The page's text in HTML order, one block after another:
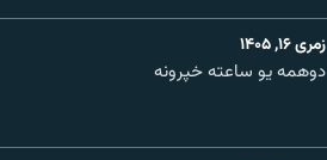
زمری ۱۶, ۱۴۰۵
دوهمه یو ساعته خپرونه